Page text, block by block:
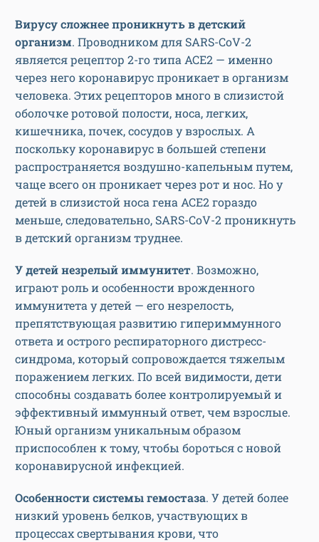
Вирусу сложнее проникнуть в детский
организм. Проводником для SARS-CoV-2
является рецептор 2-го типа ACE2 — именно
через него коронавирус проникает в организм
человека. Этих рецепторов много в слизистой
оболочке ротовой полости, носа, легких,
кишечника, почек, сосудов у взрослых. А
поскольку коронавирус в большей степени
распространяется воздушно-капельным путем,
чаще всего он проникает через рот и нос. Но у
детей в слизистой носа гена ACE2 гораздо
меньше, следовательно, SARS-CoV-2 проникнуть
в детский организм труднее.
У детей незрелый иммунитет. Возможно,
играют роль и особенности врожденного
иммунитета у детей — его незрелость,
препятствующая развитию гипериммунного
ответа и острого респираторного дистресс-
синдрома, который сопровождается тяжелым
поражением легких. По всей видимости, дети
способны создавать более контролируемый и
эффективный иммунный ответ, чем взрослые.
Юный организм уникальным образом
приспособлен к тому, чтобы бороться с новой
коронавирусной инфекцией.
Особенности системы гемостаза. У детей более
низкий уровень белков, участвующих в
процессах свертывания крови, что